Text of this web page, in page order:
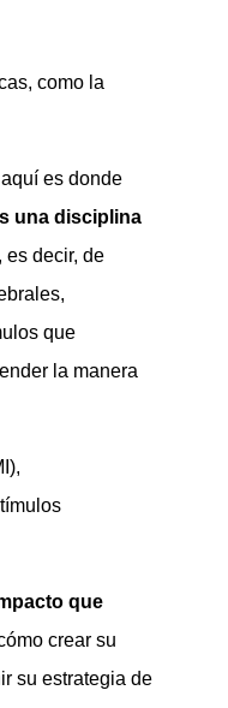
como la
es donde
una disciplina
, es decir, de
que
la manera
que
crear su
su estrategia de